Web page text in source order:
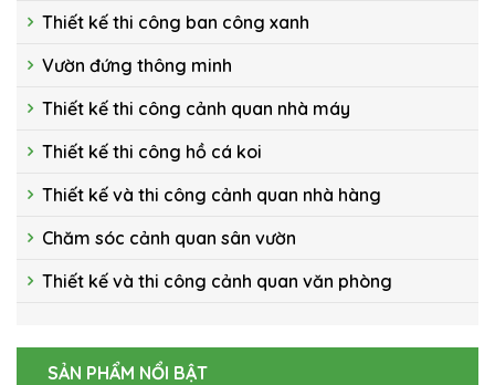
Thiết kế thi công ban công xanh
Vườn đứng thông minh
Thiết kế thi công cảnh quan nhà máy
Thiết kế thi công hồ cá koi
Thiết kế và thi công cảnh quan nhà hàng
Chăm sóc cảnh quan sân vườn
Thiết kế và thi công cảnh quan văn phòng
SẢN PHẨM NỔI BẬT